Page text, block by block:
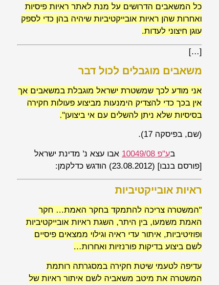
כל המשאבים הדרושים על מנת לאתר ראיות פיסיות
ואחרות שהן ראיות אובייקטיביות שיהיה בהן כדי לספק
עוגן חיצוני לעדות.
[…]
משאבים מוגבלים לכול דבר
אני מודע לכך שמשטרת ישראל מוגבלת במשאבים אך
אין בכך כדי להצדיק הימנעות מביצוע פעולות חקירה
בסיסיות שלא ניתן להשלים עם אי ביצוען".
(שם, בפיסקה 17).
בע"פ 10049/08
אבו עצא נ' מדינת ישראל
[פורסם בנבו] (23.08.2012) הודגש כדלקמן:
ראיות אובייקטיביות
"המשטרה צריכה להתמקד בחקר האמת… חקר
האמת משמעו, בין היתר, השגת ראיות אובייקטיביות
ופוזיטיביות, איתור עדי ראיה וגילוי ממצאים פיסיים
לשם ביצוע בדיקות פורנזיות ואחרות…
עדיפה לטעמי שיטת חקירה במסגרתה רותמת
המשטרה את מיטב משאביה לשם איתור ראיות של